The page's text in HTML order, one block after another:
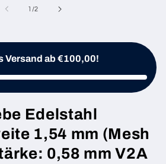
1 /von
2
Versand ab €100,00!
Edelstahl
1,54 mm (Mesh
0,58 mm V2A